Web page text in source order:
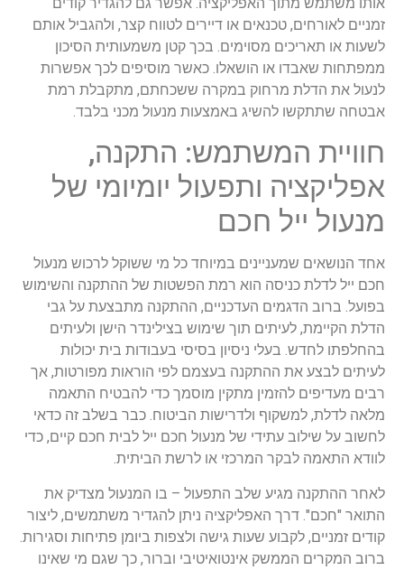
זמניים לאורחים, טכנאים או דיירים לטווח קצר, ולהגביל אותם
לשעות או תאריכים מסוימים. בכך קטן משמעותית הסיכון
ממפתחות שאבדו או הושאלו. כאשר מוסיפים לכך אפשרות
לנעול את הדלת מרחוק במקרה ששכחתם, מתקבלת רמת
אבטחה שתתקשו להשיג באמצעות מנעול מכני בלבד.
חוויית המשתמש: התקנה,
אפליקציה ותפעול יומיומי של
מנעול ייל חכם
אחד הנושאים שמעניינים במיוחד כל מי ששוקל לרכוש מנעול
חכם ייל לדלת כניסה הוא רמת הפשטות של ההתקנה והשימוש
בפועל. ברוב הדגמים העדכניים, ההתקנה מתבצעת על גבי
הדלת הקיימת, לעיתים תוך שימוש בצילינדר הישן ולעיתים
בהחלפתו לחדש. בעלי ניסיון בסיסי בעבודות בית יכולות
לעיתים לבצע את ההתקנה בעצמם לפי הוראות מפורטות, אך
רבים מעדיפים להזמין מתקין מוסמך כדי להבטיח התאמה
מלאה לדלת, למשקוף ולדרישות הביטוח. כבר בשלב זה כדאי
לחשוב על שילוב עתידי של מנעול חכם ייל לבית חכם קיים, כדי
לוודא התאמה לבקר המרכזי או לרשת הביתית.
לאחר ההתקנה מגיע שלב התפעול – בו המנעול מצדיק את
התואר "חכם". דרך האפליקציה ניתן להגדיר משתמשים, ליצור
קודים זמניים, לקבוע שעות גישה ולצפות ביומן פתיחות וסגירות.
ברוב המקרים הממשק אינטואיטיבי וברור, כך שגם מי שאינו